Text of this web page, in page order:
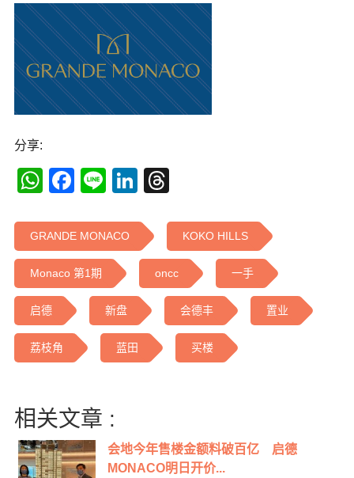
分享:
WhatsApp
Facebook
LineLinkedIn
GRANDE MONACO KOKO HILLS
Monaco 第1期 oncc 一手
启德 新盘 会德丰 置业
荔枝角 蓝田 买楼
相关文章 :
会地今年售楼金额料破百亿 启德
MONACO明日开价...